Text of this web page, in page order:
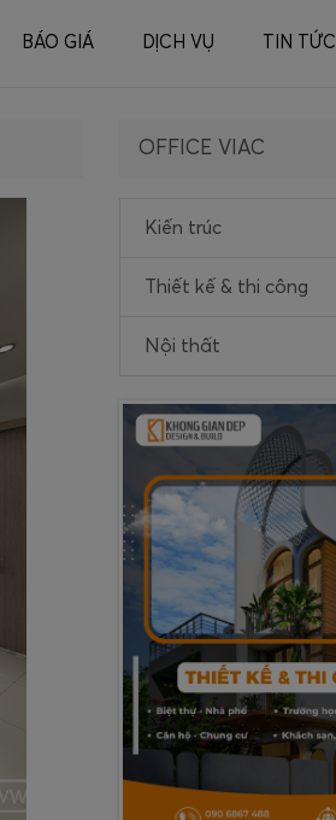
BÁO GIÁ DỊCH VỤ TIN TỨC
OFFICE VIAC
Kiến trúc
Thiết kế & thi công
Nội thất